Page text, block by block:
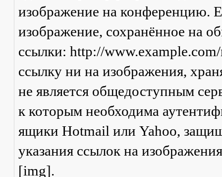
изображение на конференцию.
изображение, сохранённое на
ссылки: http://
ссылку ни на изображения,
не является общедоступным
к которым необходима
ящики Hotmail или Yahoo,
указания ссылок на
[img].